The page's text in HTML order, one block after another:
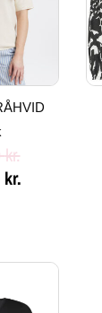
kr.
kr.